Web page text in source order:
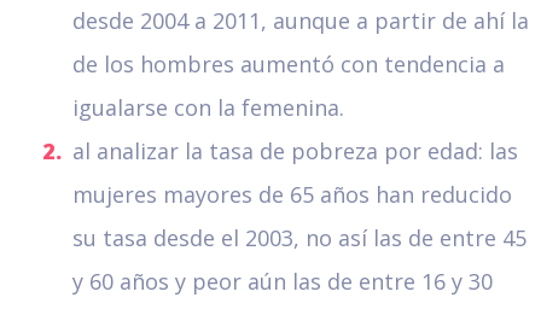
desde 2004 a 2011, aunque a partir de ahí la
de los hombres aumentó con tendencia a
igualarse con la femenina.
al analizar la tasa de pobreza por edad: las
mujeres mayores de 65 años han reducido
su tasa desde el 2003, no así las de entre 45
y 60 años y peor aún las de entre 16 y 30